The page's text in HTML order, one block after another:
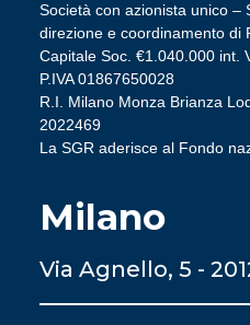
Società con azionista unico –
direzione e coordinamento di
Capitale Soc. €1.040.000 int.
P.IVA 01867650028
R.I. Milano Monza Brianza
2022469
La SGR aderisce al Fondo
Milano
Via Agnello, 5 -